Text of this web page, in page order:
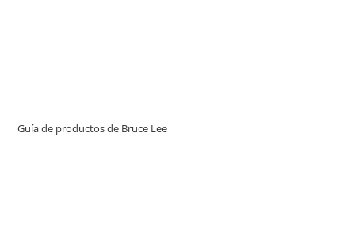
Guía de productos de Bruce Lee